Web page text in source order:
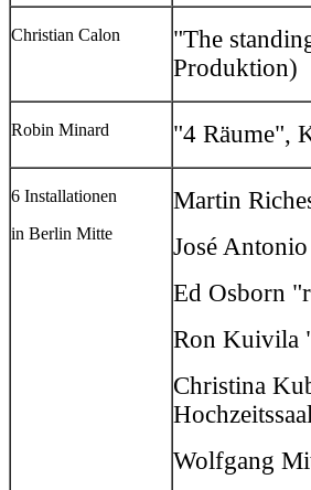
Christian Calon
"The
Produktion)
Robin Minard "4 Räume",
6 Installationen
in Berlin Mitte
Martin
José
Ed Osborn
Ron Kuivila
Christina
Hochzeitssaal
Wolfgang